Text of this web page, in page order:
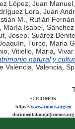
López, Juan Manuel,
Lora, Juan
M., Rufián
María Isabel,
Josep, Suárez
, Turco, Maria
, Vitiello, Maria,
natural y
Valencia,
© ICOMOS
https://www.icomos.org/en
documentation(at)icomos.org